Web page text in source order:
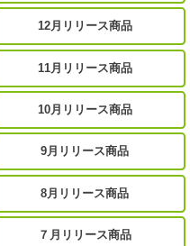
12月リリース商品
11月リリース商品
10月リリース商品
9月リリース商品
8月リリース商品
７月リリース商品